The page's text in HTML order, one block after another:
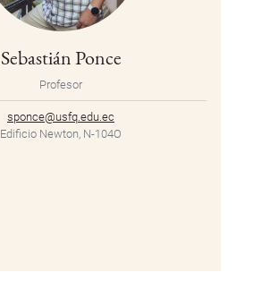
Sebastián Ponce
Profesor
sponce@usfq.edu.ec
Edificio Newton, N-104O